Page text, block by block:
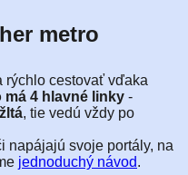
metro
rýchlo cestovať vďaka
má 4 hlavné linky -
žltá, tie vedú vždy po
napájajú svoje portály, na
jednoduchý návod.